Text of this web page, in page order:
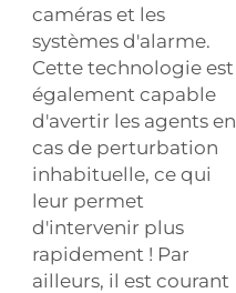
caméras et les
systèmes d'alarme.
Cette technologie est
également capable
d'avertir les agents en
cas de perturbation
inhabituelle, ce qui
leur permet
d'intervenir plus
rapidement ! Par
ailleurs, il est courant